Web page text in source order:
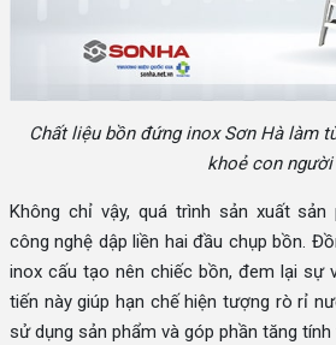
Chất liệu bồn đứng inox Sơn Hà làm
khoẻ con người
Không chỉ vậy, quá trình sản xuất
công nghệ dập liền hai đầu chụp bồn.
inox cấu tạo nên chiếc bồn, đem lại sự
tiến này giúp hạn chế hiện tượng rò rỉ
sử dụng sản phẩm và góp phần tăng tính